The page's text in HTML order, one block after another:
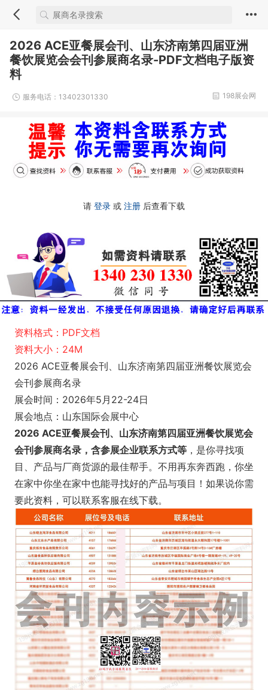
2026 ACE亚餐展会刊、山东济南第四届亚洲
餐饮展览会会刊参展商名录-PDF文档电子版资
料
服务电话：13402301330 198展会网
请 登录 或 注册 后查看下载
资料格式：PDF文档
资料大小：24M
2026 ACE亚餐展会刊、山东济南第四届亚洲餐饮展览会
会刊参展商名录
展会时间：2026年5月22-24日
展会地点：山东国际会展中心
2026 ACE亚餐展会刊、山东济南第四届亚洲餐饮展览会
会刊参展商名录，含参展企业联系方式等 ，是你寻找项
目、产品与厂商货源的最佳帮手。不用再东奔西跑，你坐
在家中你坐在家中也能寻找好的产品与项目！如果说你需
要此资料，可以联系客服在线下载。